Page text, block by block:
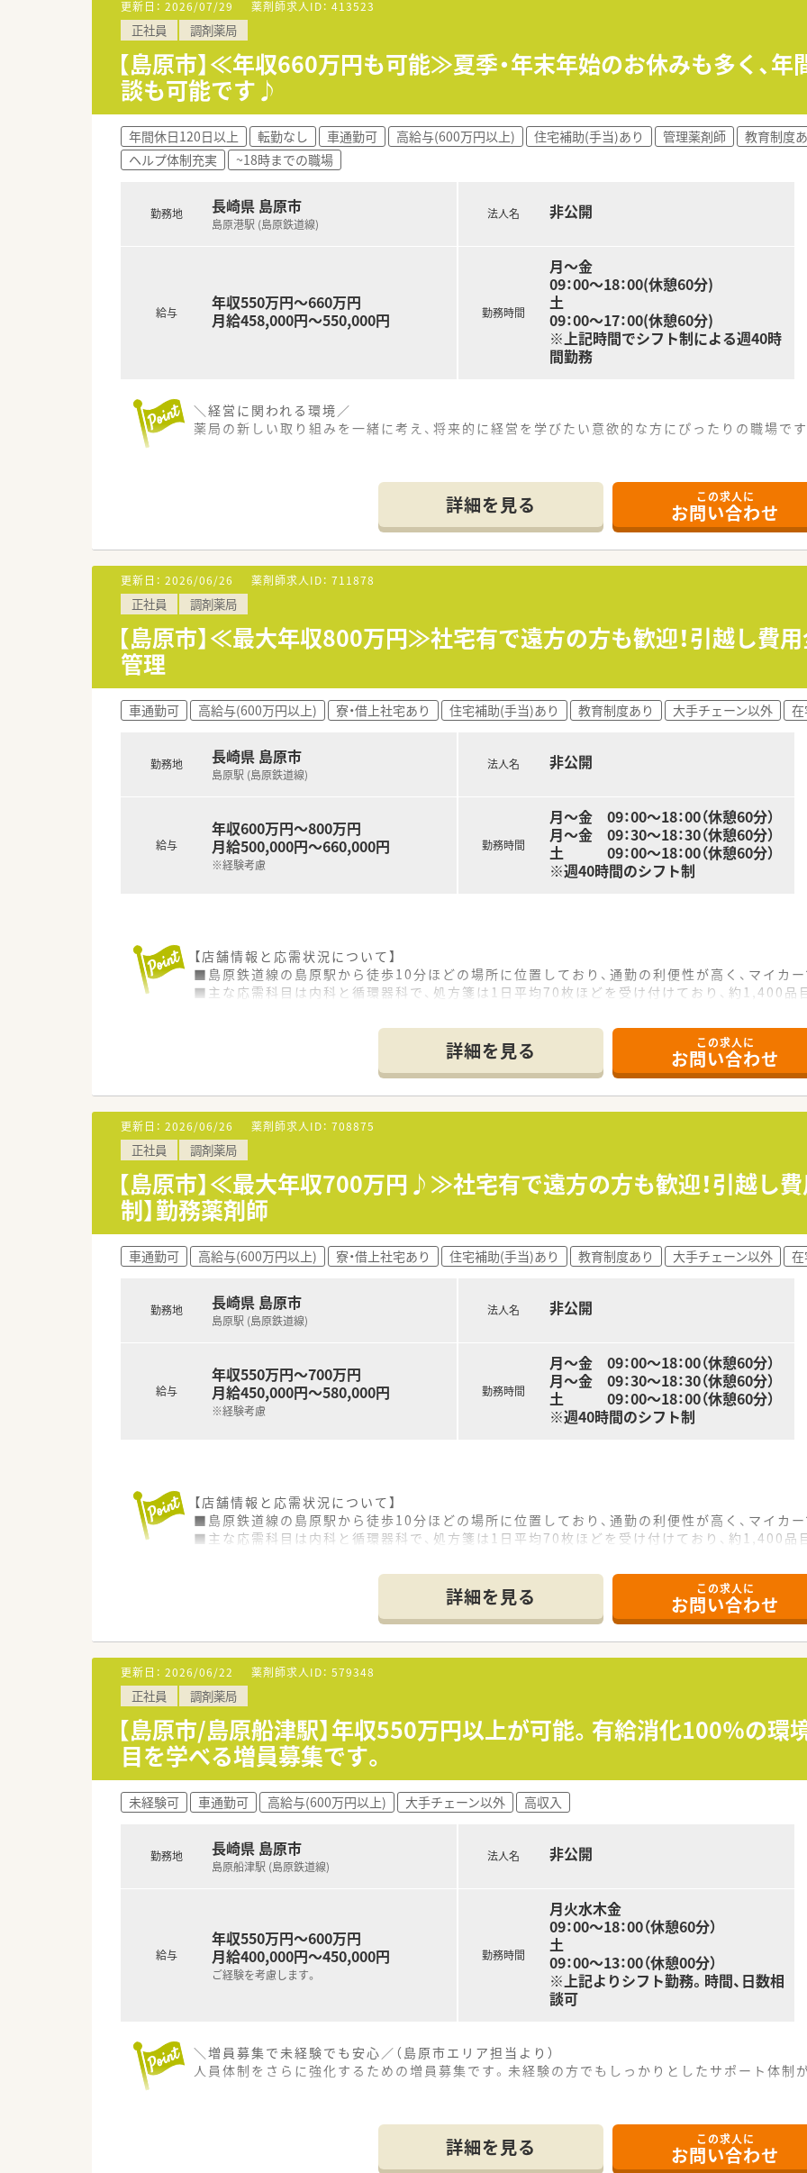
■主体的に新しい取り組みへ挑戦したい方や将来的に経営を学びたい意欲ある方を求めていま
■患者様やスタッフに対して思いやりを持ち明るく誠実な対応ができる方に適しています。
【法人特徴について】
■明治創業で120年以上の歴史があり南島原市を中心に店舗を展開する地域密着企業です。
■漢方カフェの経営や高校生とのコラボなど調剤の枠を超えた斬新な事業を推進しています。
■代表が自ら内装を手掛けるなど店舗の清潔感と快適な職場環境づくりに注力されています。
【求人情報について】
■昇給制度や各種手当が整っており頑張りや成果がしっかり給与に反映される仕組みです。
■転勤がなく落ち着いた住環境で長期的に腰を据えて活躍できる安心感のある職場です。
更新日： 2026/07/29 薬剤師求人ID： 413523
正社員 調剤薬局
【島原市】≪年収660万円も可能≫夏季・年末年始のお休みも多く、年
談も可能です♪
年間休日120日以上 転勤なし 車通勤可 高給与(600万円以上) 住宅補助(手当)あり 管理薬剤師
教育制度
ヘルプ体制充実
~18時までの職場
勤務地 長崎県 島原市
島原港駅 (島原鉄道線)
給与
年収550万円～660万円
月給458,000円～550,000円
法人名 非公開
勤務時間
月～金
09：00～18：00(休憩60分)
土
09：00～17：00(休憩60分)
※上記時間でシフト制による週40時
間勤務
＼経営に関われる環境／
薬局の新しい取り組みを一緒に考え、将来的に経営を学びたい意欲的な方にぴったりの職場です
■最寄り駅の島原港駅から車で4分の立地にあり、通勤しやすい環境となっております。
■主に小児科の処方箋を1日50枚ほど応需しており、一人ひとりに丁寧に対応できます。
■薬剤師2名と事務3名が在籍し、自動分包機も導入され業務がスムーズに行えます。
【募集背景と求める人物像について】
■将来的な事業拡大と将来を見据えた増員のため、新たな仲間を募集しております。
■地域密着の薬局で新しい取り組みに自発的挑戦できる方を歓迎いたします。
■明るく元気に患者様や仲間とコミュニケーションが取れる人材を求めています。
【法人特徴について】
■漢方カフェの併設や地元高校生とのコラボなど斬新な企画も実施しています。
■正社員としての募集で、年収は経験を考慮し最大660万円まで相談可能です。
■昇給制度や管理薬剤師手当5万円など、頑張りが給与に直結する仕組みです。
詳細を見る この求人に
お問い合わせ
更新日： 2026/06/26 薬剤師求人ID： 711878
正社員 調剤薬局
【島原市】≪最大年収800万円≫社宅有で遠方の方も歓迎！引越し費用
管理
車通勤可 高給与(600万円以上) 寮・借上社宅あり 住宅補助(手当)あり 教育制度あり 大手チェーン以外
勤務地 長崎県 島原市
島原駅 (島原鉄道線)
給与
年収600万円～800万円
月給500,000円～660,000円
※経験考慮
法人名 非公開
勤務時間
月～金 09：00～18：00（休憩60分）
月～金 09：30～18：30（休憩60分）
土 09：00～18：00（休憩60分）
※週40時間のシフト制
【店舗情報と応需状況について】
■島原鉄道線の島原駅から徒歩10分ほどの場所に位置しており、通勤の利便性が高く、マイカ
■主な応需科目は内科と循環器科で、処方箋は1日平均70枚ほどを受け付けており、約1,400品
■欠員補充に伴う急募案件であり、年齢や経験、性別を問わず、地域医療に貢献したい意欲の
■人員体制にゆとりを持たせているため、経験の浅い方やブランクがある方でも、周囲がサポ
■患者様一人ひとりに寄り添った対応を大切にできる方を求めており、コミュニケーションを
【法人特徴について】
■島原エリアを中心に2店舗を運営しており、「他喜力」を理念に掲げて地域の皆様に喜ばれる
■地域に根差した店舗運営を行っており、患者様が安心して相談できる環境づくりや在宅医療
■社員のワークライフバランスを重視しており、有給休暇の取得しやすさや残業削減に法人全
【求人情報について】
■ご経験やスキル次第で年収800万円までの高額提示が可能であり、年収アップを目指して転
■遠方からの入職者には転居費用の負担や社宅の提供などのサポート体制があり、家賃の半額
詳細を見る この求人に
お問い合わせ
更新日： 2026/06/26 薬剤師求人ID： 708875
正社員 調剤薬局
【島原市】≪最大年収700万円♪≫社宅有で遠方の方も歓迎！引越し費
制】勤務薬剤師
車通勤可 高給与(600万円以上) 寮・借上社宅あり 住宅補助(手当)あり 教育制度あり 大手チェーン以外
勤務地 長崎県 島原市
島原駅 (島原鉄道線)
給与
年収550万円～700万円
月給450,000円～580,000円
※経験考慮
法人名 非公開
勤務時間
月～金 09：00～18：00（休憩60分）
月～金 09：30～18：30（休憩60分）
土 09：00～18：00（休憩60分）
※週40時間のシフト制
【店舗情報と応需状況について】
■島原鉄道線の島原駅から徒歩10分ほどの場所に位置しており、通勤の利便性が高く、マイカ
■主な応需科目は内科と循環器科で、処方箋は1日平均70枚ほどを受け付けており、約1,400品
■欠員補充に伴う急募案件であり、年齢や経験、性別を問わず、地域医療に貢献したい意欲の
■人員体制にゆとりを持たせているため、経験の浅い方やブランクがある方でも、周囲がサポ
■患者様一人ひとりに寄り添った対応を大切にできる方を求めており、コミュニケーションを
【法人特徴について】
■島原エリアを中心に2店舗を運営しており、「他喜力」を理念に掲げて地域の皆様に喜ばれる
■地域に根差した店舗運営を行っており、患者様が安心して相談できる環境づくりや在宅医療
■社員のワークライフバランスを重視しており、有給休暇の取得しやすさや残業削減に法人全
【求人情報について】
■ご経験やスキル次第で年収800万円までの高額提示が可能であり、年収アップを目指して転
■遠方からの入職者には転居費用の負担や社宅の提供などのサポート体制があり、家賃の半額
詳細を見る この求人に
お問い合わせ
更新日： 2026/06/22 薬剤師求人ID： 579348
正社員 調剤薬局
【島原市/島原船津駅】年収550万円以上が可能。有給消化100％の
目を学べる増員募集です。
未経験可 車通勤可 高給与(600万円以上) 大手チェーン以外 高収入
勤務地 長崎県 島原市
島原船津駅 (島原鉄道線)
給与
年収550万円～600万円
月給400,000円～450,000円
ご経験を考慮します。
法人名 非公開
勤務時間
月火水木金
09：00～18：00（休憩60分）
土
09：00～13：00（休憩00分）
※上記よりシフト勤務。時間、日数相
談可
＼増員募集で未経験でも安心／（島原市エリア担当より）
人員体制をさらに強化するための増員募集です。未経験の方でもしっかりとしたサポート体制
■内科や消化器科に加えて心療内科や精神科などの処方箋を1日60枚から70枚ほど応需してい
■最寄り駅の島原船津駅から徒歩7分というアクセスしやすい立地にあり、マイカーでの通勤も
■平日は18時までの営業で土曜日は13時までの開局となっており、夜遅くまでの勤務がないた
詳細を見る この求人に
お問い合わせ